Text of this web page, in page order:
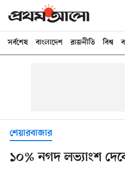
সর্বশেষ বাংলাদেশ রাজনীতি বিশ্ব
শেয়ারবাজার
১০% নগদ লভ্যাংশ